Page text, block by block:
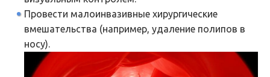
Провести малоинвазивные хирургические
вмешательства (например, удаление полипов в
носу).